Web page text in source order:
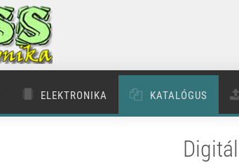
ELEKTRONIKA KATALÓGUS